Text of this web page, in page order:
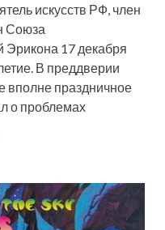
искусств РФ, член
Союза
17 декабря
В преддверии
вполне праздничное
о проблемах